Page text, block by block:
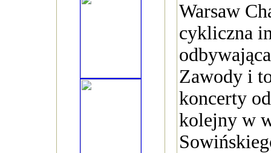
Warsaw
cykliczna
Zawody i
koncerty
kolejny w